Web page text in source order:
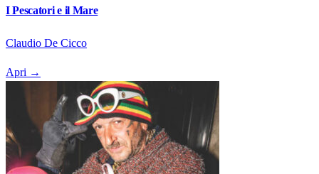
I Pescatori e il Mare
Claudio De Cicco
Apri →